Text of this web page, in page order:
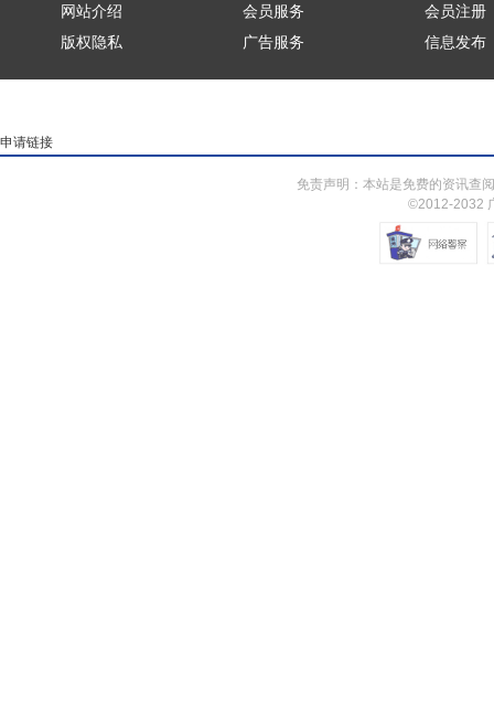
网站介绍
版权隐私
会员服务
广告服务
会员注册
信息发布
申请链接
免责声明：本站是免费的资讯查
©2012-2032